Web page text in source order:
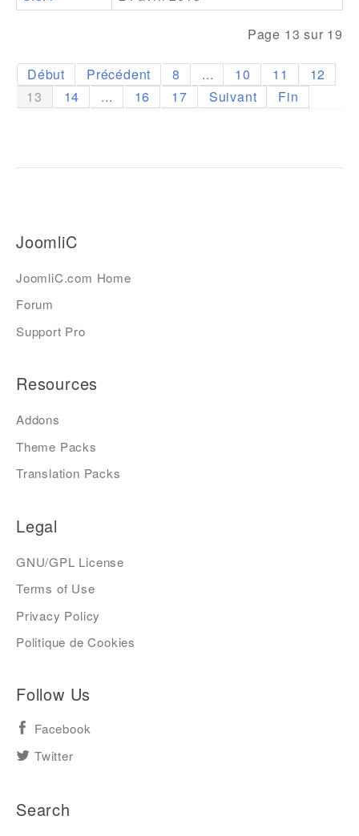
Page 13 sur 19
Début Précédent 8 ... 10 11
12
13
14 ... 16 17 Suivant Fin
JoomliC
JoomliC.com Home
Forum
Support Pro
Resources
Addons
Theme Packs
Translation Packs
Legal
GNU/GPL License
Terms of Use
Privacy Policy
Politique de Cookies
Follow Us
Facebook
Twitter
Search